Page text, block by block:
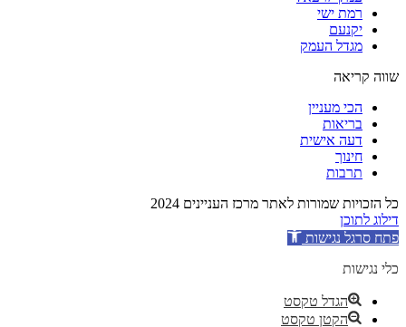
רמת ישי
יקנעם
מגדל העמק
שווה קריאה
הכי מעניין
בריאות
דעה אישית
חינוך
תרבות
כל הזכויות שמורות לאתר מרכז העניינים 2024
דילוג לתוכן
פתח סרגל נגישות
כלי נגישות
הגדל טקסט
הקטן טקסט